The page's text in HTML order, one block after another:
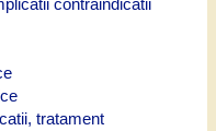
contraindicatii
tratament